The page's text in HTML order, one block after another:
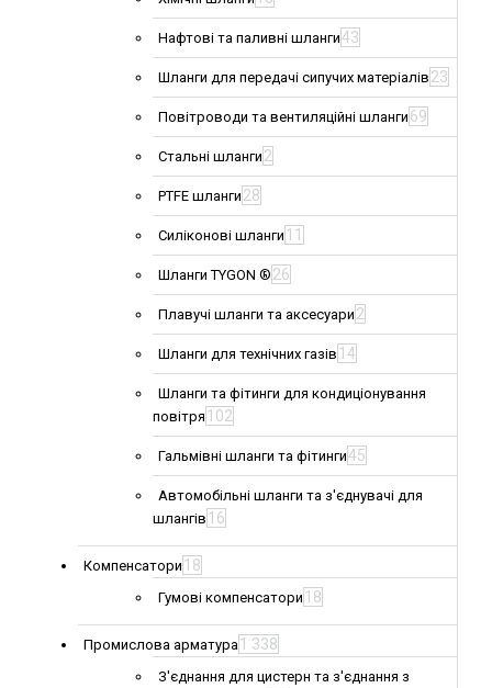
Нафтові та паливні шланги43
Шланги для передачі сипучих матеріалів 23
Повітроводи та вентиляційні шланги 69
Стальні шланги 2
PTFE шланги 28
Силіконові шланги 11
Шланги TYGON ® 26
Плавучі шланги та аксесуари 2
Шланги для технічних газів 14
Шланги та фітинги для кондиціонування
повітря 102
Гальмівні шланги та фітинги45
Автомобільні шланги та з'єднувачі для
шлангів 16
Компенсатори 18
Гумові компенсатори 18
Промислова арматура 1 338
З'єднання для цистерн та з'єднання з